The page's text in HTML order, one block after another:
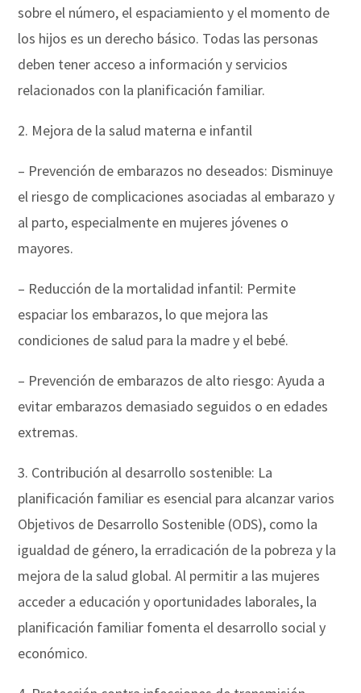
sobre el número, el espaciamiento y el momento de
los hijos es un derecho básico. Todas las personas
deben tener acceso a información y servicios
relacionados con la planificación familiar.
2. Mejora de la salud materna e infantil
– Prevención de embarazos no deseados: Disminuye
el riesgo de complicaciones asociadas al embarazo y
al parto, especialmente en mujeres jóvenes o
mayores.
– Reducción de la mortalidad infantil: Permite
espaciar los embarazos, lo que mejora las
condiciones de salud para la madre y el bebé.
– Prevención de embarazos de alto riesgo: Ayuda a
evitar embarazos demasiado seguidos o en edades
extremas.
3. Contribución al desarrollo sostenible: La
planificación familiar es esencial para alcanzar varios
Objetivos de Desarrollo Sostenible (ODS), como la
igualdad de género, la erradicación de la pobreza y la
mejora de la salud global. Al permitir a las mujeres
acceder a educación y oportunidades laborales, la
planificación familiar fomenta el desarrollo social y
económico.